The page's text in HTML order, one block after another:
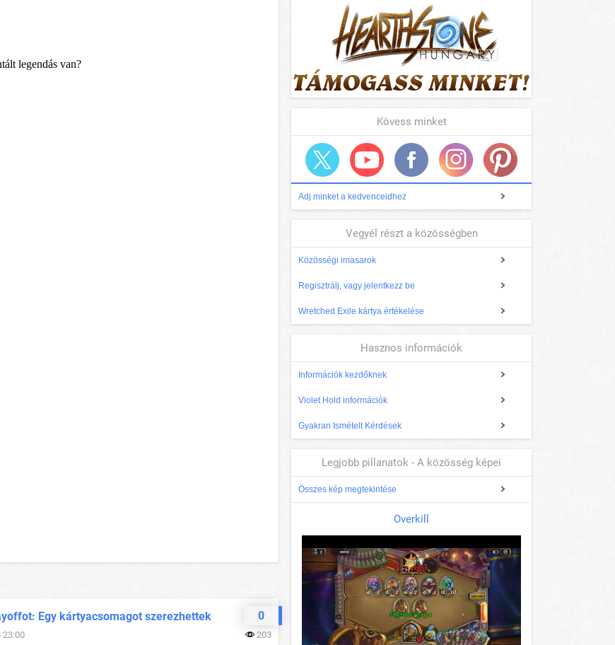
0
Egy kártyacsomagot szerezhettek
23:00 203
Kövess minket
Adj minket a kedvenceidhez
Vegyél részt a közösségben
Közösségi imasarok
Regisztrálj, vagy jelentkezz be
Wretched Exile kártya értékelése
Hasznos információk
Információk kezdőknek
Violet Hold információk
Gyakran Ismételt Kérdések
Legjobb pillanatok - A közösség képei
Összes kép megtekintése
Overkill